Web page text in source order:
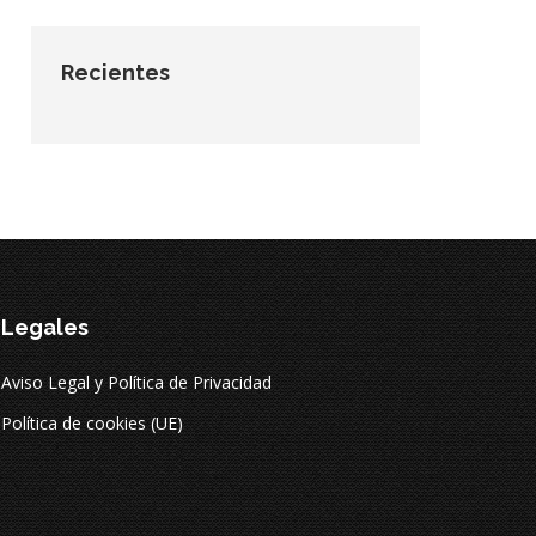
Recientes
Legales
Aviso Legal y Política de Privacidad
Política de cookies (UE)